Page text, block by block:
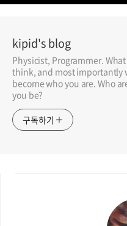
kipid's blog
Physicist, Programmer.
think, and most importantly
become who you are. Who
you be?
구독하기